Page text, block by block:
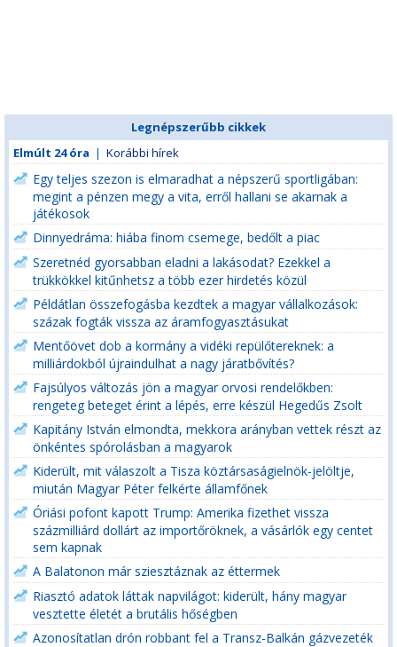
Legnépszerűbb cikkek
Elmúlt 24 óra | Korábbi hírek
Egy teljes szezon is elmaradhat a népszerű sportligában:
megint a pénzen megy a vita, erről hallani se akarnak a
játékosok
Dinnyedráma: hiába finom csemege, bedőlt a piac
Szeretnéd gyorsabban eladni a lakásodat? Ezekkel a
trükkökkel kitűnhetsz a több ezer hirdetés közül
Példátlan összefogásba kezdtek a magyar vállalkozások:
százak fogták vissza az áramfogyasztásukat
Mentőövet dob a kormány a vidéki repülőtereknek: a
milliárdokból újraindulhat a nagy járatbővítés?
Fajsúlyos változás jön a magyar orvosi rendelőkben:
rengeteg beteget érint a lépés, erre készül Hegedűs Zsolt
Kapitány István elmondta, mekkora arányban vettek részt az
önkéntes spórolásban a magyarok
Kiderült, mit válaszolt a Tisza köztársaságielnök-jelöltje,
miután Magyar Péter felkérte államfőnek
Óriási pofont kapott Trump: Amerika fizethet vissza
százmilliárd dollárt az importőröknek, a vásárlók egy centet
sem kapnak
A Balatonon már sziesztáznak az éttermek
Riasztó adatok láttak napvilágot: kiderült, hány magyar
vesztette életét a brutális hőségben
Azonosítatlan drón robbant fel a Transz-Balkán gázvezeték